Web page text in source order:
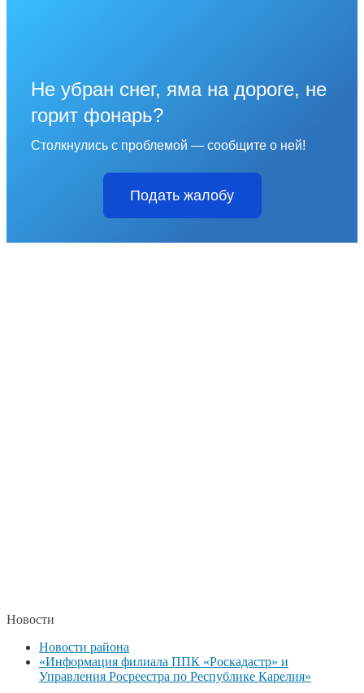
Не убран снег, яма на дороге, не
горит фонарь?
Столкнулись с проблемой — сообщите о ней!
Подать жалобу
Новости
Новости района
«Информация филиала ППК «Роскадастр» и
Управления Росреестра по Республике Карелия»